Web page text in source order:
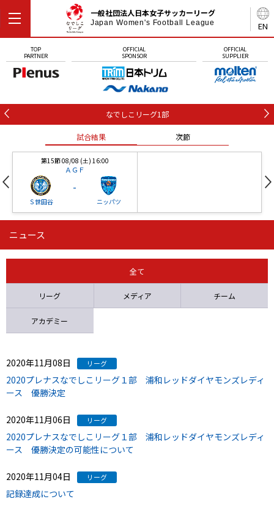
EN
一般社団法人日本女子サッカーリーグ
Japan Women's Football League
TOP
PARTNER
OFFICIAL
SPONSOR
OFFICIAL
SUPPLIER
なでしこリーグ1部
試合結果 次節
第15節 08/08 (土) 16:00
ＡＧＦ
Ｓ世田谷
-
ニッパツ
第16節 09/05 (土) 15:00
ニッパツ
ニッパツ 名古屋
石人の星
静岡 愛媛Ｌ
ニュース
全て
リーグ メディア チーム
アカデミー
2020年11月08日 リーグ
2020プレナスなでしこリーグ１部 浦和レッドダイヤモンズレディ
ース 優勝決定
2020年11月06日 リーグ
2020プレナスなでしこリーグ１部 浦和レッドダイヤモンズレディ
ース 優勝決定の可能性について
2020年11月04日 リーグ
記録達成について